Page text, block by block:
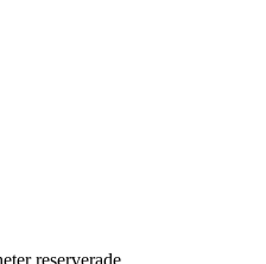
reserverade.